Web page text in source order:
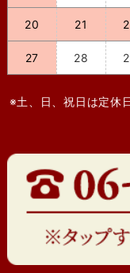
20 21
27 28
※土、日、祝日は定休